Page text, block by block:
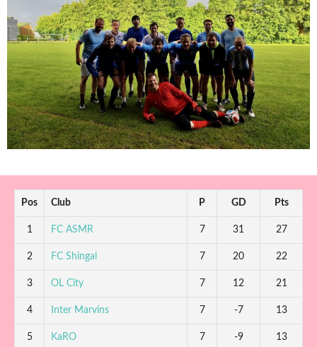
Pos Club P GD Pts
1 FC ASMR 7 31 27
2 FC Shingal 7 20 22
3 OL City 7 12 21
4 Inter Marvins 7 -7 13
5 KaRO 7 -9 13